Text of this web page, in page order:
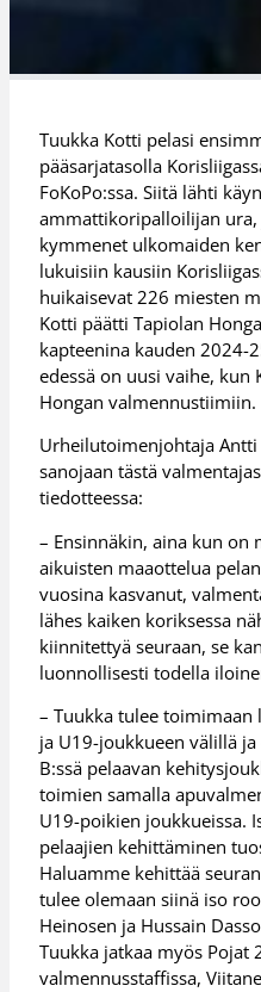
Tuukka Kotti pelasi
pääsarjatasolla
FoKoPo:ssa. Siitä lähti
ammattikoripalloilijan
kymmenet ulkomaiden
lukuisiin kausiin
huikaisevat 226 miesten
Kotti päätti Tapiolan
kapteenina kauden 2024-
edessä on uusi vaihe,
Hongan valmennustiimiin.
Urheilutoimenjohtaja Antti
sanojaan tästä
tiedotteessa:
– Ensinnäkin, aina kun on
aikuisten maaottelua
vuosina kasvanut,
lähes kaiken koriksessa
kiinnitettyä seuraan, se
luonnollisesti todella
– Tuukka tulee
ja U19-joukkueen välillä
B:ssä pelaavan
toimien samalla
U19-poikien joukkueissa.
pelaajien kehittäminen
Haluamme kehittää
tulee olemaan siinä iso
Heinosen ja Hussain
Tuukka jatkaa myös Pojat
valmennusstaffissa,